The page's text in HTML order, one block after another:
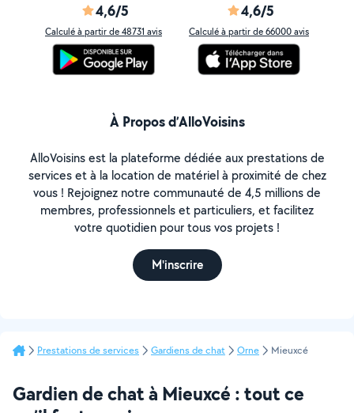
4,6/5
Calculé à partir de 48731 avis
4,6/5
Calculé à partir de 66000 avis
À Propos d’AlloVoisins
AlloVoisins est la plateforme dédiée aux prestations de
services et à la location de matériel à proximité de chez
vous ! Rejoignez notre communauté de 4,5 millions de
membres, professionnels et particuliers, et facilitez
votre quotidien pour tous vos projets !
M'inscrire
Prestations de services Gardiens de chat Orne Mieuxcé
Gardien de chat à Mieuxcé : tout ce